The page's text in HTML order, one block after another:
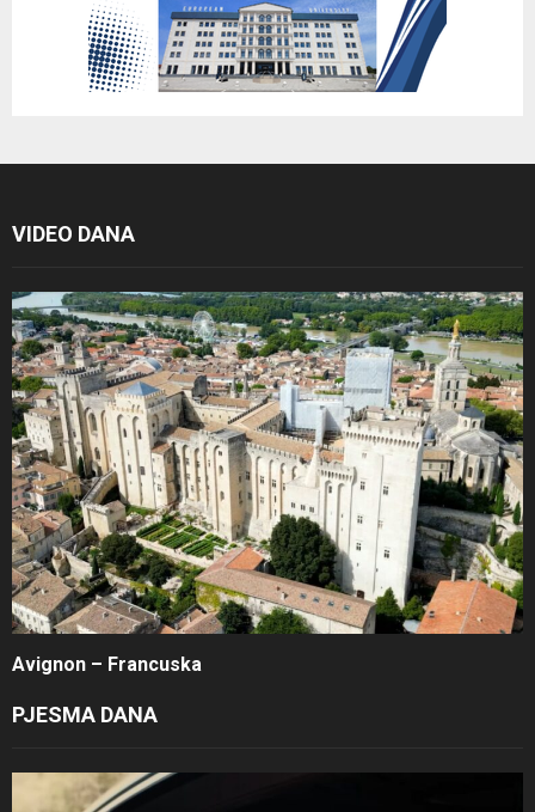
VIDEO DANA
Avignon – Francuska
PJESMA DANA